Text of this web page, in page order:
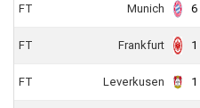
FT Munich 6
FT Frankfurt
FT Leverkusen 1